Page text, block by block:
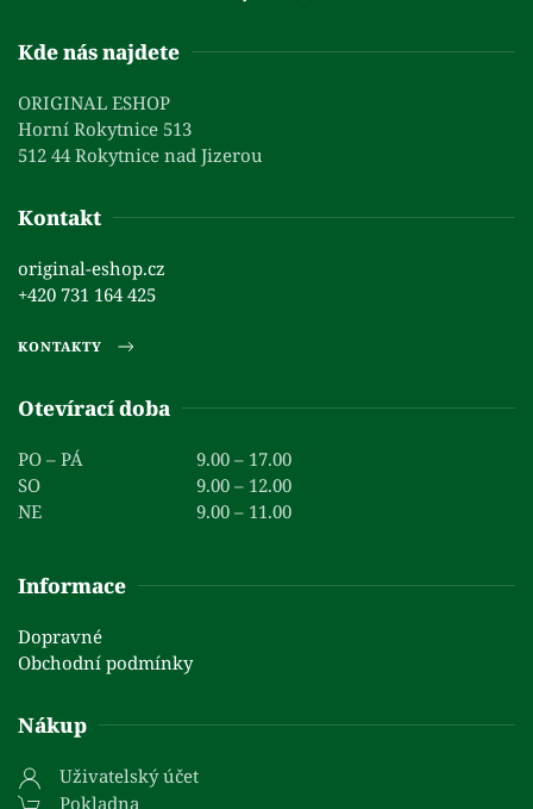
Kde nás najdete
ORIGINAL ESHOP
Horní Rokytnice 513
512 44 Rokytnice nad Jizerou
Kontakt
original-eshop.cz
+420 731 164 425
KONTAKTY
Otevírací doba
PO – PÁ
9.00 – 17.00
SO
9.00 – 12.00
NE
9.00 – 11.00
Informace
Dopravné
Obchodní podmínky
Nákup
Uživatelský účet
Pokladna